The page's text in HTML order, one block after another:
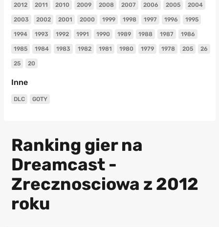
2012 2011 2010 2009 2008 2007 2006 2005 2004
2003 2002 2001 2000 1999 1998 1997 1996 1995
1994 1993 1992 1991 1990 1989 1988 1987 1986
1985 1984 1983 1982 1981 1980 1979 1978 205 26
25 20
Inne
DLC GOTY
Ranking gier na
Dreamcast -
Zrecznosciowa z 2012
roku